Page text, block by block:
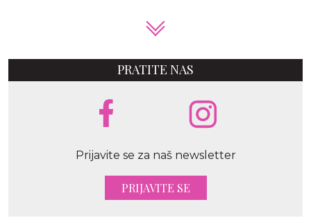
PRATITE NAS
Prijavite se za naš newsletter
PRIJAVITE SE